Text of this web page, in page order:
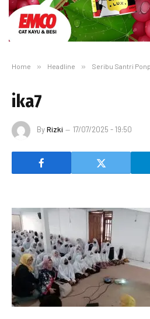
Home » Headline » Seribu Santri Ponpes Al
ika7
ByRizki 17/07/2025 - 19:50